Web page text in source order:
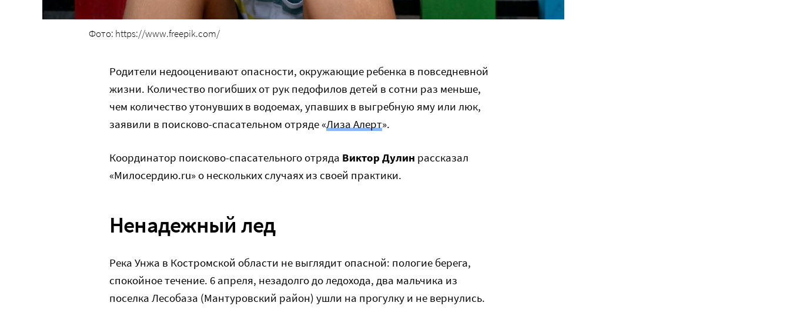
Фото: https://www.freepik.com/
Родители недооценивают опасности, окружающие ребенка в повседневной
жизни. Количество погибших от рук педофилов детей в сотни раз меньше,
чем количество утонувших в водоемах, упавших в выгребную яму или люк,
заявили в поисково-спасательном отряде «Лиза Алерт».
Координатор поисково-спасательного отряда Виктор Дулин рассказал
«Милосердию.ru» о нескольких случаях из своей практики.
Ненадежный лед
Река Унжа в Костромской области не выглядит опасной: пологие берега,
спокойное течение. 6 апреля, незадолго до ледохода, два мальчика из
поселка Лесобаза (Мантуровский район) ушли на прогулку и не вернулись.